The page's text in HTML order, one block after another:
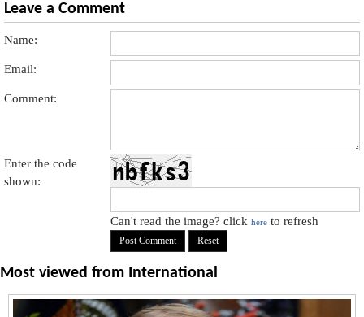
Leave a Comment
Name:
Email:
Comment:
Enter the code
shown:
Can't read the image? clickhere to refresh
Most viewed from International